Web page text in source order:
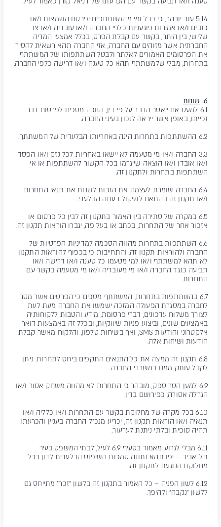
5.14 עוד יובהר, כי ככל ומי מהמשתתפים יפרסם השמצות ו/או
כזבים ו/או אמירות פוגעניות כלפי החברה ו/או עובדיה ו/או צד
שלישי, בין היתר, בקשר עם קבלת הפרס, בכלל אמצעי המדיה
החברתית אשר מזוהים עם החברה, אזי החברה תהא רשאית להסיר
את הפרסומים האמורים לאלתר ולבטל השתתפותו של המשתתף
בתחרות, מבלי שלמשתתף תהא כל טענה ו/או דרישה כלפי החברה.
6. שונות
6.1 למעט אם ייאסר הדבר על פי דין, הזוכה מסכים לפרסום דבר
זכייתו, באופן אשר ייראה לנכון בעיני החברה.
6.2 ההשתתפות בתחרות הינה באחריותו הבלעדית של המשתתף.
3.3 החברה ו/או מי מטעמה לא יישאו באחריות לכל נזק ו/או הפסד
ו/או אובדן ו/או הוצאה שייגרמו בכל הקשור להשתתפות או אי
השתתפות בתחרות ולתקנון זה.
6.4 החברה שומרת לעצמה את הזכות לשנות את תנאי התחרות
ו/או תקנון זה בהתאם לשיקול דעתה הבלעדי.
6.5 במקרה של סתירה בין האמור בתקנון זה לבין כל פרסום או
אזכור אחר של התחרות, בכתב או בעל פה, יגברו הוראות תקנון זה.
6.6 השתתפות בתחרות מהווה הסכמה למדיניות הפרטיות של
החברה ולהוראות תקנון זה, והתחייבות כי בכפוף להוראות התקנון
לא תהא למשתתף ו/או למי מטעמו כל טענה ו/או דרישה ו/או
תביעה כנגד החברה ו/או מי מעובדיה ו/או מי מטעמה בקשר עם
התחרות.
6.7 בהשתתפות בתחרות, המשתתף מסכים כי הפרטים אשר מסר
לחברה במסגרת הפעולה המזכה ישמשו את החברה מעת לעת
לצורך משלוח עדכונים, דברי פרסומת, מידע והטבות ללקוחותיה
באמצעים שונים, וביצוע פניות שיווקיות, ובכלל זה באמצעות דואר
אלקטרוני והודעות SMS, ואף בשיחות טלפון, והלקוח מאשר קבלת
הודעות ושיחות אלה.
6.8 תקנון זה ממצה את כל התנאים התקפים ביחס לתחרות. ניתן
לקבל עותק ממנו במשרדי החברה.
6.9 למען הסר ספק, מובהר כי התחרות לא מהווה משחק אסור ו/או
הגרלה אסורה, כפירושם בדין.
6.10 בכל מקרה של מחלוקת בקשר עם התחרות ו/או כלליה ו/או
תנאיה ו/או הוראות תקנון זה, יכריע מנכ"ל החברה בעניין והכרעתו
תהיה סופית ובלתי ניתנת לערעור.
6.11 מבלי לגרוע מאמור בסעיף ‎6.9 לעיל, לבתי המשפט בעיר
תל-אביב – יפו תהא נתונה סמכות השיפוט הבלעדית לדון בכל
מחלוקת הנוגעת לתקנון זה.
6.12 לשון הפניה – כל האמור בתקנון זה בלשון "זכר" מתייחס גם
ללשון "נקבה" ולהיפך.